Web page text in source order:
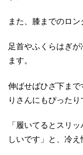
また、膝までのロン
足首やふくらはぎ
ます。
伸ばせばひざ下ま
りさんにもぴったり
「履いてるとスリ
しいです」と、冷え